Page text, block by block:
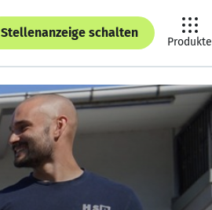
Stellenanzeige schalten
Produkte